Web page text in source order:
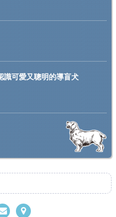
可愛又聰明的導盲犬